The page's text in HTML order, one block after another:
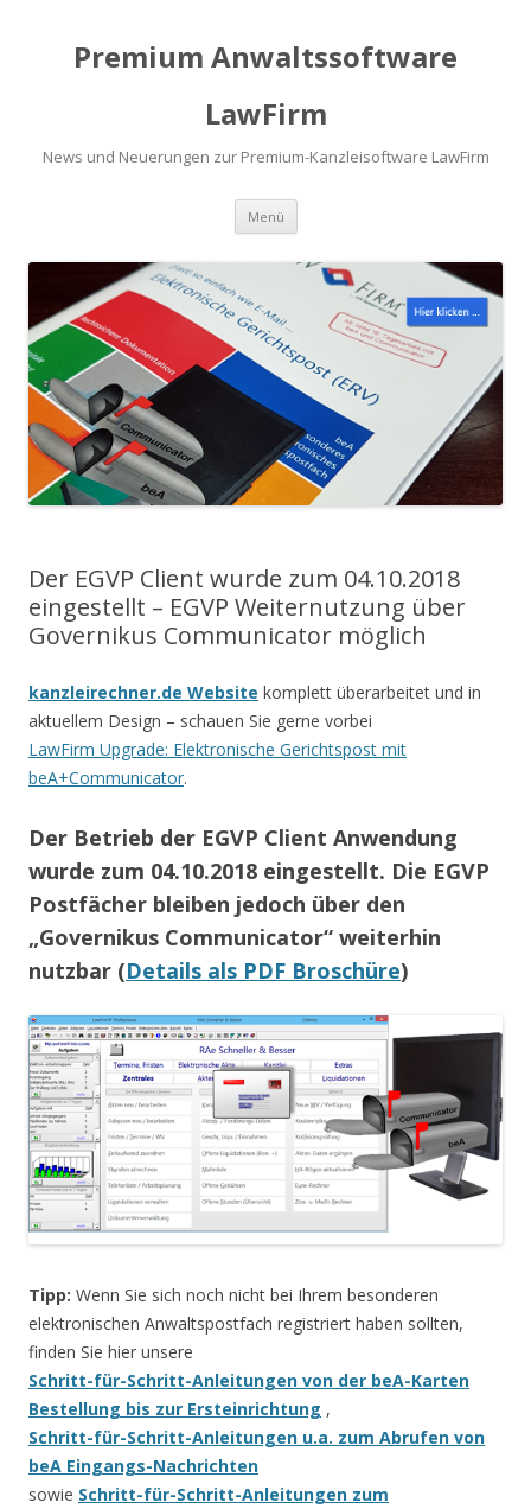
Premium Anwaltssoftware
LawFirm
News und Neuerungen zur Premium-Kanzleisoftware LawFirm
Menü
Der EGVP Client wurde zum 04.10.2018
eingestellt – EGVP Weiternutzung über
Governikus Communicator möglich
kanzleirechner.de Website komplett überarbeitet und in
aktuellem Design – schauen Sie gerne vorbei
LawFirm Upgrade: Elektronische Gerichtspost mit
beA+Communicator.
Der Betrieb der EGVP Client Anwendung
wurde zum 04.10.2018 eingestellt. Die EGVP
Postfächer bleiben jedoch über den
„Governikus Communicator“ weiterhin
nutzbar (Details als PDF Broschüre)
Tipp: Wenn Sie sich noch nicht bei Ihrem besonderen
elektronischen Anwaltspostfach registriert haben sollten,
finden Sie hier unsere
Schritt-für-Schritt-Anleitungen von der beA-Karten
Bestellung bis zur Ersteinrichtung ,
Schritt-für-Schritt-Anleitungen u.a. zum Abrufen von
beA Eingangs-Nachrichten
sowie Schritt-für-Schritt-Anleitungen zum